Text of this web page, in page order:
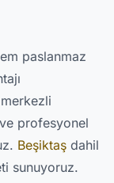
paslanmaz
merkezli
profesyonel
Beşiktaş dahil
sunuyoruz.